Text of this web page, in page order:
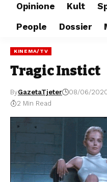
Opinione
Kult
People
Dossier
KINEMA/TV
Tragic Instict
ByGazetaTjeter
08/06/
2 Min Read